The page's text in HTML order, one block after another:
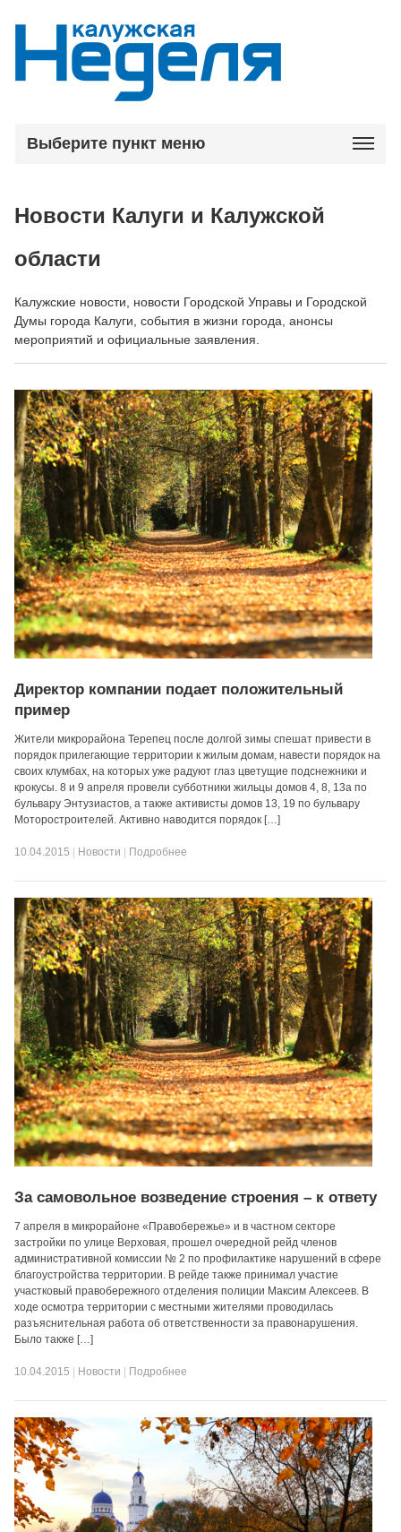
Выберите пункт меню
Новости Калуги и Калужской
области
Калужские новости, новости Городской Управы и Городской
Думы города Калуги, события в жизни города, анонсы
мероприятий и официальные заявления.
Директор компании подает положительный
пример
Жители микрорайона Терепец после долгой зимы спешат привести в
порядок прилегающие территории к жилым домам, навести порядок на
своих клумбах, на которых уже радуют глаз цветущие подснежники и
крокусы. 8 и 9 апреля провели субботники жильцы домов 4, 8, 13а по
бульвару Энтузиастов, а также активисты домов 13, 19 по бульвару
Моторостроителей. Активно наводится порядок […]
10.04.2015 | Новости | Подробнее
За самовольное возведение строения – к ответу
7 апреля в микрорайоне «Правобережье» и в частном секторе
застройки по улице Верховая, прошел очередной рейд членов
административной комиссии № 2 по профилактике нарушений в сфере
благоустройства территории. В рейде также принимал участие
участковый правобережного отделения полиции Максим Алексеев. В
ходе осмотра территории с местными жителями проводилась
разъяснительная работа об ответственности за правонарушения.
Было также […]
10.04.2015 | Новости | Подробнее